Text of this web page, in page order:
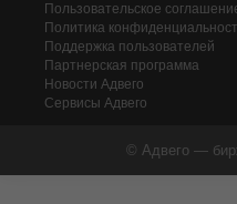
Пользовательское
Политика
Поддержка пользователей
Партнерская программа
Новости Адвего
Сервисы Адвего
© Адвего —